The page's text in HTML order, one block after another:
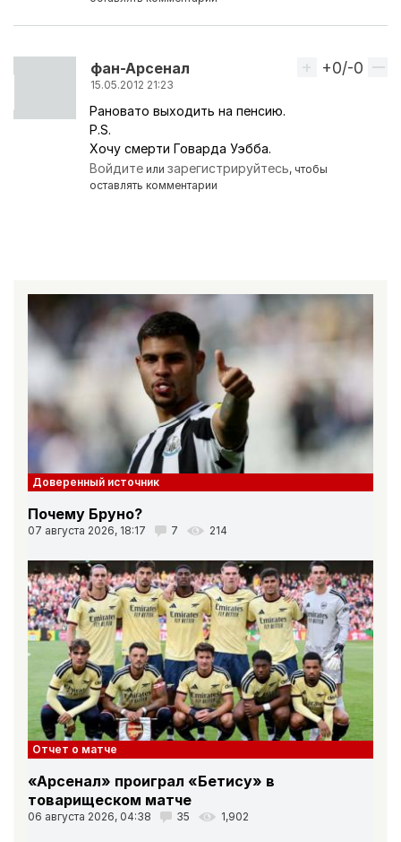
фан-Арсенал
15.05.2012 21:23
Вверх
+0/-0
Рановато выходить на пенсию.
P.S.
Хочу смерти Говарда Уэбба.
Войдите илизарегистрируйтесь, чтобы
оставлять комментарии
Доверенный источник
Почему Бруно?
07 августа 2026, 18:17 7 214
Отчет о матче
«Арсенал» проиграл «Бетису» в
товарищеском матче
06 августа 2026, 04:38 35 1,902